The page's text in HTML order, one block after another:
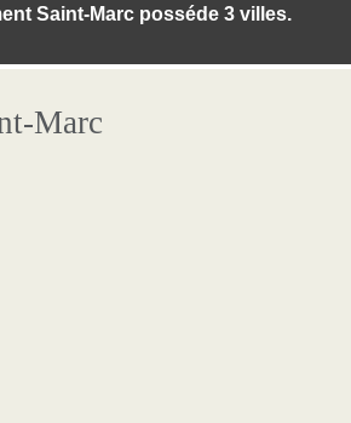
Saint-Marc posséde 3 villes.
Marc